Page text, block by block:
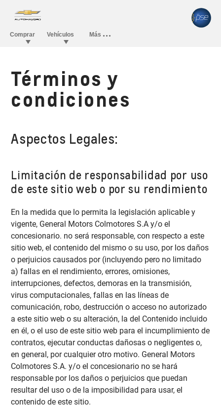
Términos y
condiciones
Aspectos Legales:
Limitación de responsabilidad por uso
de este sitio web o por su rendimiento
En la medida que lo permita la legislación aplicable y
vigente, General Motors Colmotores S.A y/o el
concesionario. no será responsable, con respecto a este
sitio web, el contenido del mismo o su uso, por los daños
o perjuicios causados por (incluyendo pero no limitado
a) fallas en el rendimiento, errores, omisiones,
interrupciones, defectos, demoras en la transmisión,
virus computacionales, fallas en las líneas de
comunicación, robo, destrucción o acceso no autorizado
a este sitio web o su alteración, la del Contenido incluido
en él, o el uso de este sitio web para el incumplimiento de
contratos, ejecutar conductas dañosas o negligentes o,
en general, por cualquier otro motivo. General Motors
Colmotores S.A. y/o el concesionario no se hará
responsable por los daños o perjuicios que puedan
resultar del uso o de la imposibilidad para usar, el
contenido de este sitio.